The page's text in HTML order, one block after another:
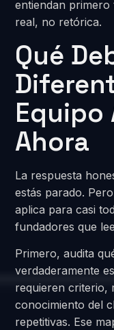
entiendan
real, no retórica.
Qué
Equipo
Ahora
La respuesta
estás parado.
aplica para casi
fundadores que
Primero, audita
verdaderamente
requieren criterio,
conocimiento del
repetitivas. Ese